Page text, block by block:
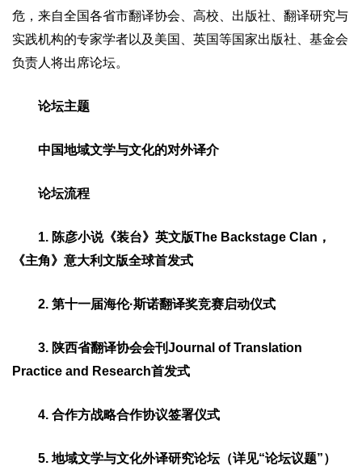
危，来自全国各省市翻译协会、高校、出版社、翻译研究与
实践机构的专家学者以及美国、英国等国家出版社、基金会
负责人将出席论坛。
论坛主题
中国地域文学与文化的对外译介
论坛流程
1. 陈彦小说《装台》英文版The Backstage Clan，
《主角》意大利文版全球首发式
2. 第十一届海伦·斯诺翻译奖竞赛启动仪式
3. 陕西省翻译协会会刊Journal of Translation
Practice and Research首发式
4. 合作方战略合作协议签署仪式
5. 地域文学与文化外译研究论坛（详见“论坛议题”）